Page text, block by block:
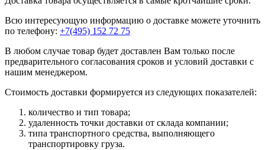
Всю интересующую информацию о доставке можете уточнить
по телефону: +7(495) 152 72 75
В любом случае товар будет доставлен Вам только после
предварительного согласования сроков и условий доставки с
нашим менеджером.
Стоимость доставки формируется из следующих показателей:
количество и тип товара;
удаленность точки доставки от склада компании;
типа транспортного средства, выполняющего
транспортировку груза.